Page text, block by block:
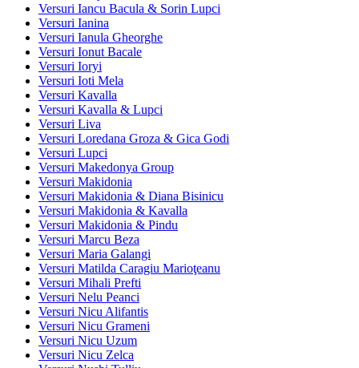
Versuri Iancu Bacula & Sorin Lupci
Versuri Ianina
Versuri Ianula Gheorghe
Versuri Ionut Bacale
Versuri Ioryi
Versuri Ioti Mela
Versuri Kavalla
Versuri Kavalla & Lupci
Versuri Liva
Versuri Loredana Groza & Gica Godi
Versuri Lupci
Versuri Makedonya Group
Versuri Makidonia
Versuri Makidonia & Diana Bisinicu
Versuri Makidonia & Kavalla
Versuri Makidonia & Pindu
Versuri Marcu Beza
Versuri Maria Galangi
Versuri Matilda Caragiu Marioţeanu
Versuri Mihali Prefti
Versuri Nelu Peanci
Versuri Nicu Alifantis
Versuri Nicu Grameni
Versuri Nicu Uzum
Versuri Nicu Zelca